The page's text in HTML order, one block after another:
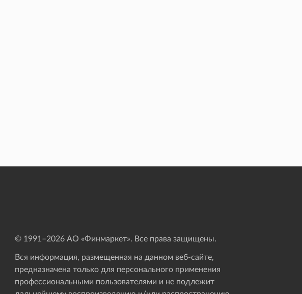
© 1991–2026АО «Финмаркет». Все права защищены.
Вся информация, размещенная на данном веб-сайте,
предназначена только для персонального применения
профессиональными пользователями и не подлежит